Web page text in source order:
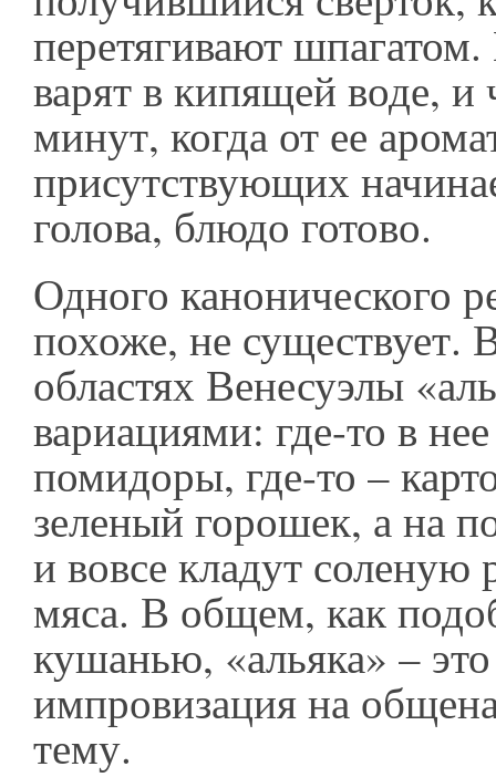
перетягивают
варят в кипящей воде, и
минут, когда от ее
присутствующих
голова, блюдо готово.
Одного канонического
похоже, не существует.
областях Венесуэлы
вариациями: где-то в
помидоры, где-то –
зеленый горошек, а на
и вовсе кладут соленую
мяса. В общем, как
кушанью, «альяка» –
импровизация на
тему.